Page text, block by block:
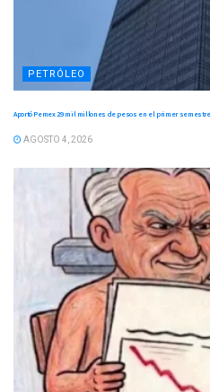
PETRÓLEO
Aportó Pemex 29 mil millones de pesos en el primer
AGOSTO 4, 2026